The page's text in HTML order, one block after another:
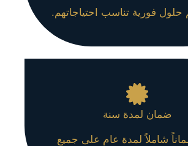
حلول فورية تناسب احتياجاتهم.
ضمان لمدة سنة
شاملاً لمدة عام على جميع